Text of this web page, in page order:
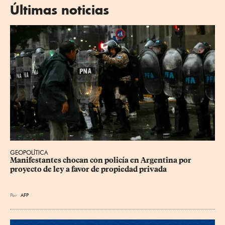
Últimas noticias
GEOPOLÍTICA
Manifestantes chocan con policía en Argentina por
proyecto de ley a favor de propiedad privada
Por AFP